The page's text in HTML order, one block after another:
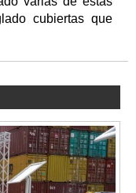
cubiertas que